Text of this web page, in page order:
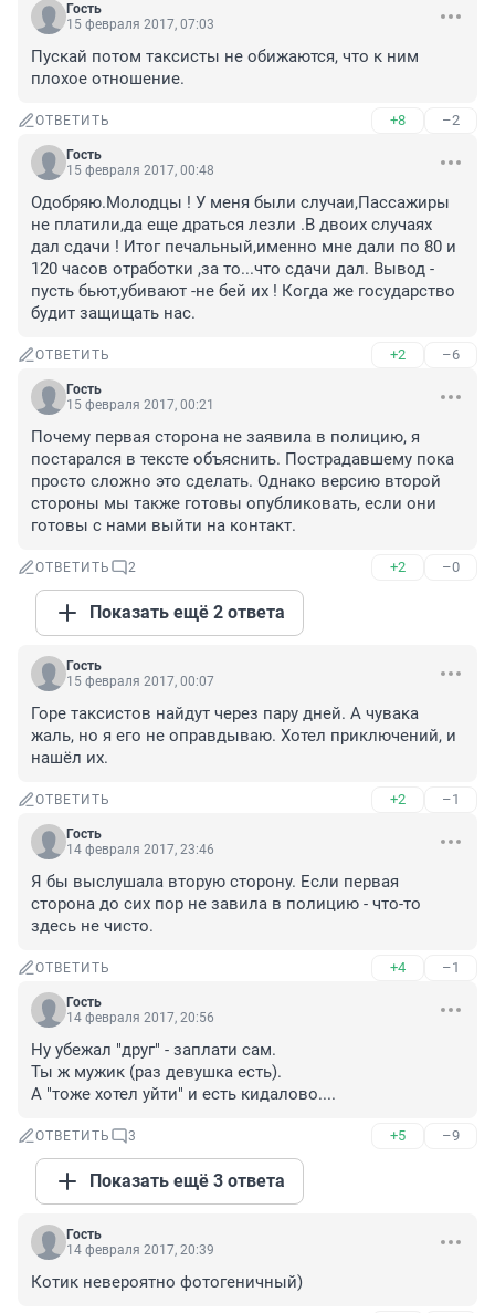
Гость
15 февраля 2017, 07:03
Пускай потом таксисты не обижаются, что к ним
плохое отношение.
ОТВЕТИТЬ +8 –2
Гость
15 февраля 2017, 00:48
Одобряю.Молодцы ! У меня были случаи,Пассажиры
не платили,да еще драться лезли .В двоих случаях
дал сдачи ! Итог печальный,именно мне дали по 80 и
120 часов отработки ,за то...что сдачи дал. Вывод -
пусть бьют,убивают -не бей их ! Когда же государство
будит защищать нас.
ОТВЕТИТЬ +2 –6
Гость
15 февраля 2017, 00:21
Почему первая сторона не заявила в полицию, я
постарался в тексте объяснить. Пострадавшему пока
просто сложно это сделать. Однако версию второй
стороны мы также готовы опубликовать, если они
готовы с нами выйти на контакт.
ОТВЕТИТЬ 2 +2 –0
Показать ещё 2 ответа
Гость
15 февраля 2017, 00:07
Горе таксистов найдут через пару дней. А чувака
жаль, но я его не оправдываю. Хотел приключений, и
нашёл их.
ОТВЕТИТЬ +2 –1
Гость
14 февраля 2017, 23:46
Я бы выслушала вторую сторону. Если первая
сторона до сих пор не завила в полицию - что-то
здесь не чисто.
ОТВЕТИТЬ +4 –1
Гость
14 февраля 2017, 20:56
Ну убежал "друг" - заплати сам.
Ты ж мужик (раз девушка есть).
А "тоже хотел уйти" и есть кидалово....
ОТВЕТИТЬ 3 +5 –9
Показать ещё 3 ответа
Гость
14 февраля 2017, 20:39
Котик невероятно фотогеничный)